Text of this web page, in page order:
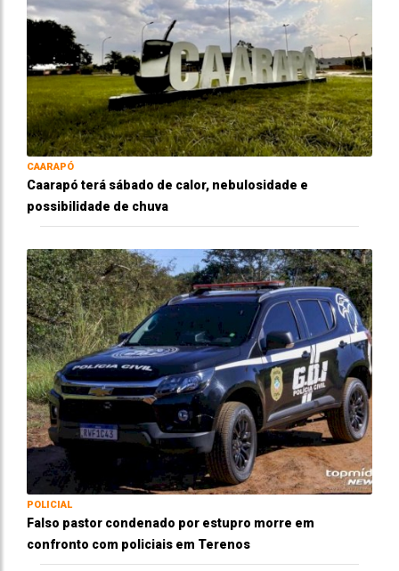
CAARAPÓ
Caarapó terá sábado de calor, nebulosidade e
possibilidade de chuva
POLICIAL
Falso pastor condenado por estupro morre em
confronto com policiais em Terenos